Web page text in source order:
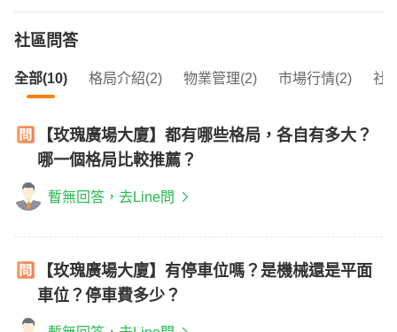
社區問答
全部(10) 格局介紹(2) 物業管理(2) 市場行情(2) 社
【玫瑰廣場大廈】都有哪些格局，各自有多大？
哪一個格局比較推薦？
暫無回答，去Line問
【玫瑰廣場大廈】有停車位嗎？是機械還是平面
車位？停車費多少？